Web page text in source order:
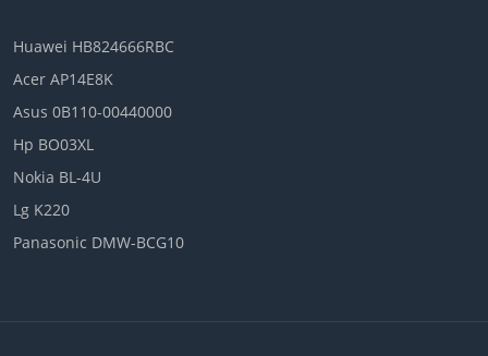
Huawei HB824666RBC
Acer AP14E8K
Asus 0B110-00440000
Hp BO03XL
Nokia BL-4U
Lg K220
Panasonic DMW-BCG10